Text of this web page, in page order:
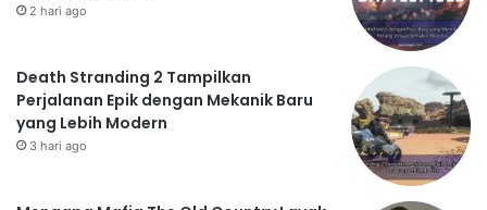
2 hari ago
Death Stranding 2 Tampilkan
Perjalanan Epik dengan Mekanik Baru
yang Lebih Modern
3 hari ago